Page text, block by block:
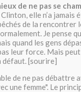
de ne pas se
elle n’a jamais
de la
Je pense
quand les gens
leur force. Mais
défaut. [sourire]
de ne pas débattre
une femme". Le